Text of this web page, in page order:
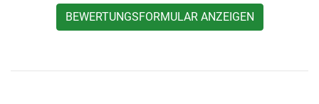
BEWERTUNGSFORMULAR ANZEIGEN